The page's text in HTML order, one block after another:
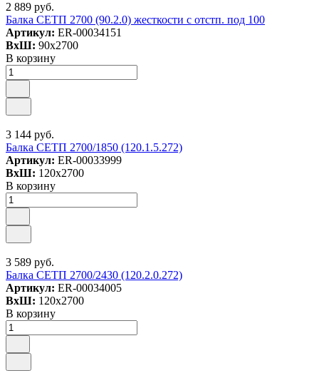
2 889 руб.
Балка СЕТП 2700 (90.2.0) жесткости с отстп. под 100
Артикул: ER-00034151
ВxШ: 90x2700
В корзину
3 144 руб.
Балка СЕТП 2700/1850 (120.1.5.272)
Артикул: ER-00033999
ВxШ: 120x2700
В корзину
3 589 руб.
Балка СЕТП 2700/2430 (120.2.0.272)
Артикул: ER-00034005
ВxШ: 120x2700
В корзину